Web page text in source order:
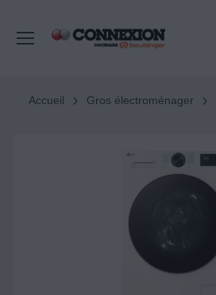
Accueil Gros électroménager